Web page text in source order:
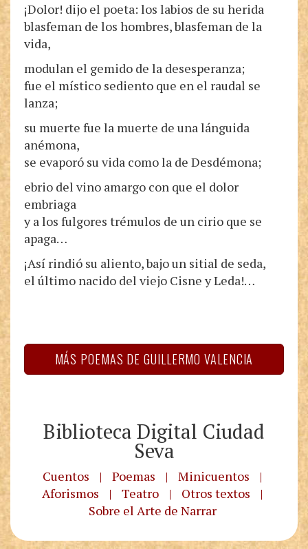
¡Dolor! dijo el poeta: los labios de su herida
blasfeman de los hombres, blasfeman de la
vida,
modulan el gemido de la desesperanza;
fue el místico sediento que en el raudal se
lanza;
su muerte fue la muerte de una lánguida
anémona,
se evaporó su vida como la de Desdémona;
ebrio del vino amargo con que el dolor
embriaga
y a los fulgores trémulos de un cirio que se
apaga…
¡Así rindió su aliento, bajo un sitial de seda,
el último nacido del viejo Cisne y Leda!…
MÁS POEMAS DE GUILLERMO VALENCIA
Biblioteca Digital Ciudad
Seva
Cuentos | Poemas | Minicuentos
|
Aforismos
| Teatro | Otros textos
|
Sobre el Arte de Narrar